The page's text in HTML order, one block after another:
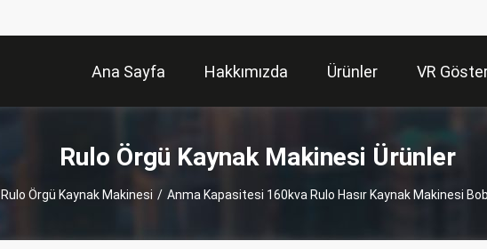
Ana Sayfa Hakkımızda Ürünler VR
Rulo Örgü Kaynak Makinesi Ürünler
Rulo Örgü Kaynak Makinesi / Anma Kapasitesi 160kva Rulo Hasır Kaynak Makinesi